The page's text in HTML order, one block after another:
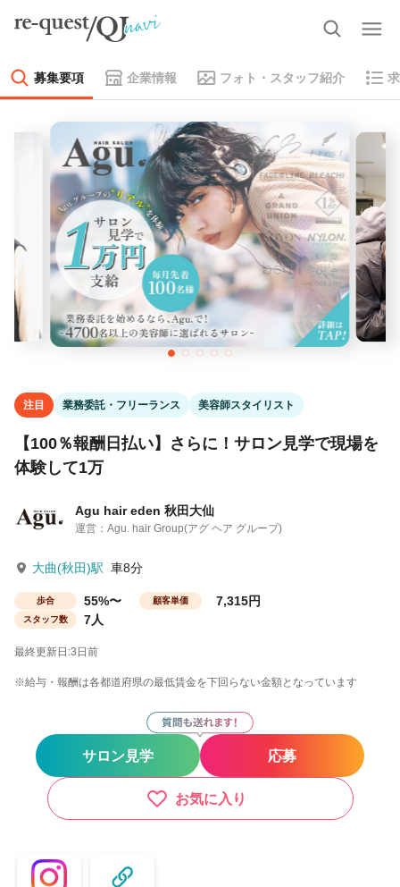
募集要項 企業情報 フォト・スタッフ紹介
注目 業務委託・フリーランス 美容師スタイリスト
【100％報酬日払い】さらに！サロン見学で現場を
体験して1万
Agu hair eden 秋田大仙
運営：Agu. hair Group(アグ ヘア グループ)
大曲(秋田)駅 車8分
歩合 55%〜 顧客単価 7,315円
スタッフ数 7人
最終更新日:3日前
※給与・報酬は各都道府県の最低賃金を下回らない金額となっています
サロン見学 応募
お気に入り